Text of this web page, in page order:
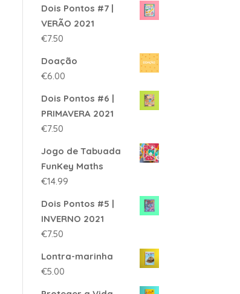
Dois Pontos #7 |
VERÃO 2021
€7.50
Doação
€6.00
Dois Pontos #6 |
PRIMAVERA 2021
€7.50
Jogo de Tabuada
FunKey Maths
€14.99
Dois Pontos #5 |
INVERNO 2021
€7.50
Lontra-marinha
€5.00